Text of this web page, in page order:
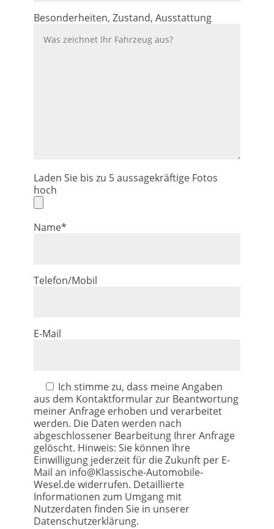
Besonderheiten, Zustand, Ausstattung
Laden Sie bis zu 5 aussagekräftige Fotos
hoch
Name*
Telefon/Mobil
E-Mail
Ich stimme zu, dass meine Angaben
aus dem Kontaktformular zur Beantwortung
meiner Anfrage erhoben und verarbeitet
werden. Die Daten werden nach
abgeschlossener Bearbeitung Ihrer Anfrage
gelöscht. Hinweis: Sie können Ihre
Einwilligung jederzeit für die Zukunft per E-
Mail an info@Klassische-Automobile-
Wesel.de widerrufen. Detaillierte
Informationen zum Umgang mit
Nutzerdaten finden Sie in unserer
Datenschutzerklärung.